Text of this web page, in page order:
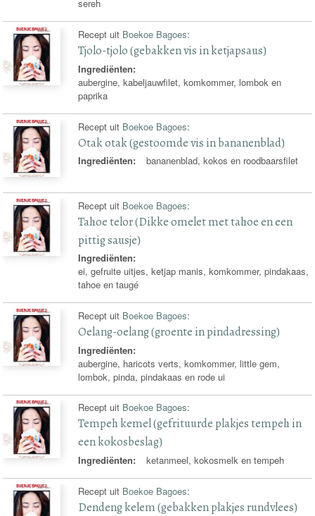
sereh
Recept uit Boekoe Bagoes:
Tjolo-tjolo (gebakken vis in ketjapsaus)
Ingrediënten:
aubergine, kabeljauwfilet, komkommer, lombok en
paprika
Recept uit Boekoe Bagoes:
Otak otak (gestoomde vis in bananenblad)
Ingrediënten: bananenblad, kokos en roodbaarsfilet
Recept uit Boekoe Bagoes:
Tahoe telor (Dikke omelet met tahoe en een
pittig sausje)
Ingrediënten:
ei, gefruite uitjes, ketjap manis, komkommer, pindakaas,
tahoe en taugé
Recept uit Boekoe Bagoes:
Oelang-oelang (groente in pindadressing)
Ingrediënten:
aubergine, haricots verts, komkommer, little gem,
lombok, pinda, pindakaas en rode ui
Recept uit Boekoe Bagoes:
Tempeh kemel (gefrituurde plakjes tempeh in
een kokosbeslag)
Ingrediënten: ketanmeel, kokosmelk en tempeh
Recept uit Boekoe Bagoes:
Dendeng kelem (gebakken plakjes rundvlees)